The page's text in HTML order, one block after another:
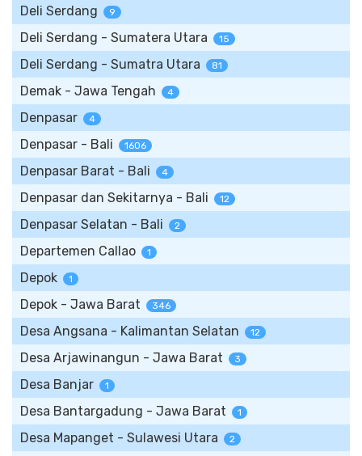
Deli Serdang 9
Deli Serdang - Sumatera Utara 15
Deli Serdang - Sumatra Utara 81
Demak - Jawa Tengah 4
Denpasar 4
Denpasar - Bali 1606
Denpasar Barat - Bali 4
Denpasar dan Sekitarnya - Bali 12
Denpasar Selatan - Bali 2
Departemen Callao 1
Depok 1
Depok - Jawa Barat 346
Desa Angsana - Kalimantan Selatan 12
Desa Arjawinangun - Jawa Barat 3
Desa Banjar 1
Desa Bantargadung - Jawa Barat 1
Desa Mapanget - Sulawesi Utara 2